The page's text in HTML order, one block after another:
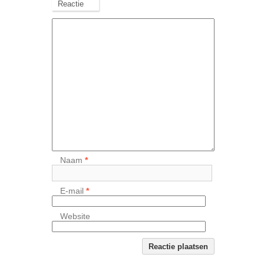
Reactie
Naam*
E-mail*
Website